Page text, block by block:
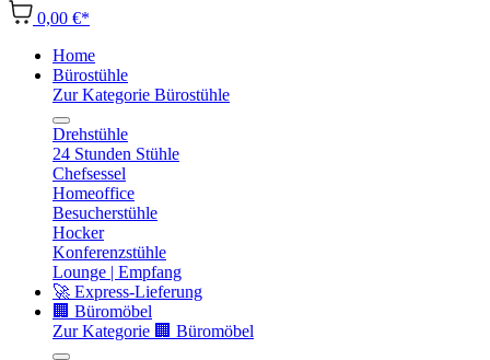
0,00 €*
Home
Bürostühle
Zur Kategorie Bürostühle
Drehstühle
24 Stunden Stühle
Chefsessel
Homeoffice
Besucherstühle
Hocker
Konferenzstühle
Lounge | Empfang
🚀 Express-Lieferung
🏢 Büromöbel
Zur Kategorie 🏢 Büromöbel